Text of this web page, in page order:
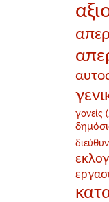
γονείς